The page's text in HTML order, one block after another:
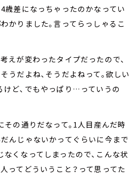
歳差になっちゃったのかなってい
かりました｡言ってらっしゃるこ
えが変わったタイプだったので､
うだよね､そうだよねって｡欲しい
けど､でもやっぱり…っていうの
その通りだなって｡1人目産んだ時
んじゃないかってぐらいに今まで
なくなってしまったので､こんな状
ってどういうこと？って思ってた